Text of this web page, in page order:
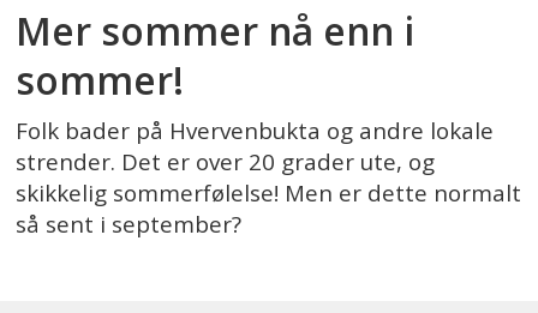
Mer sommer nå enn i
sommer!
Folk bader på Hvervenbukta og andre lokale
strender. Det er over 20 grader ute, og
skikkelig sommerfølelse! Men er dette normalt
så sent i september?